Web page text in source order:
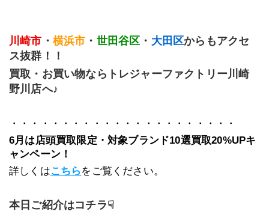
川崎市 ・ 横浜市 ・ 世田谷区 ・ 大田区からもアクセ
ス抜群！！
買取・お買い物ならトレジャーファクトリー川崎
野川店へ♪
﻿・・・・・・・・・・・・・・・・・・・・・・
6月は店頭買取限定・対象ブランド10選買取20%UPキ
ャンペーン！
詳しくはこちら をご覧ください。
本日ご紹介はコチラ☟